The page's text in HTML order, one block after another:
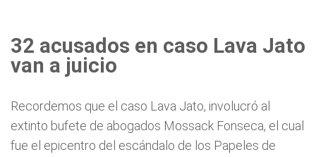
32 acusados en caso Lava Jato
van a juicio
Recordemos que el caso Lava Jato, involucró al
extinto bufete de abogados Mossack Fonseca, el cual
fue el epicentro del escándalo de los Papeles de